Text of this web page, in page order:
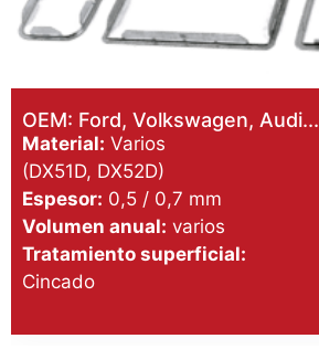
OEM: Ford, Volkswagen, Audi...
Material: Varios
(DX51D, DX52D)
Espesor: 0,5 / 0,7 mm
Volumen anual: varios
Tratamiento superficial:
Cincado